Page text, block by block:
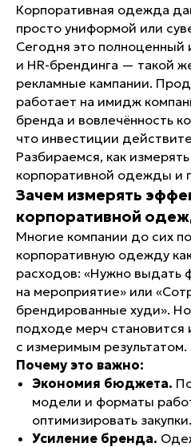
Корпоративная одежда
просто униформой или
Сегодня это полноценный
и HR-брендинга — такой
рекламные кампании.
работает на имидж
бренда и вовлечённость
что инвестиции
Разбираемся, как
корпоративной одежды и
Зачем измерять
корпоративной
Многие компании до сих
корпоративную одежду
расходов: «Нужно выдать
на мероприятие» или
брендированные худи».
подходе мерч становится
с измеримым результатом.
Почему это важно:
Экономия бюджета.
модели и форматы
оптимизировать закупки.
Усиление бренда.